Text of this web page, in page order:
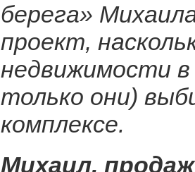
берега»
проект,
недвижимости
только они)
комплексе.
Михаил,